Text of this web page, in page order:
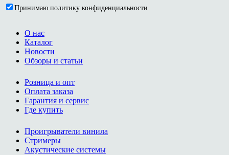
Принимаю политику конфиденциальности
О нас
Каталог
Новости
Обзоры и статьи
Розница и опт
Оплата заказа
Гарантия и сервис
Где купить
Проигрыватели винила
Стримеры
Акустические системы